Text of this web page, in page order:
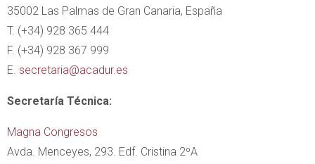
35002 Las Palmas de Gran Canaria, España
T. (+34) 928 365 444
F. (+34) 928 367 999
E. secretaria@acadur.es
Secretaría Técnica:
Magna Congresos
Avda. Menceyes, 293. Edf. Cristina 2ºA